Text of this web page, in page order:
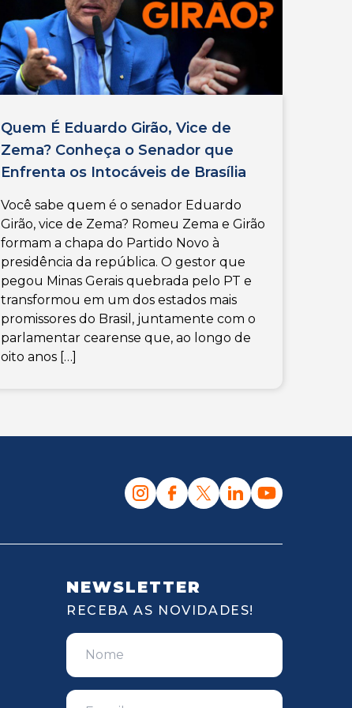
Quem É Eduardo Girão, Vice de
Zema? Conheça o Senador que
Enfrenta os Intocáveis de Brasília
Você sabe quem é o senador Eduardo
Girão, vice de Zema? Romeu Zema e Girão
formam a chapa do Partido Novo à
presidência da república. O gestor que
pegou Minas Gerais quebrada pelo PT e
transformou em um dos estados mais
promissores do Brasil, juntamente com o
parlamentar cearense que, ao longo de
oito anos […]
NEWSLETTER
RECEBA AS NOVIDADES!